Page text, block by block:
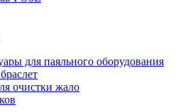
для паяльного оборудования
очистки жало